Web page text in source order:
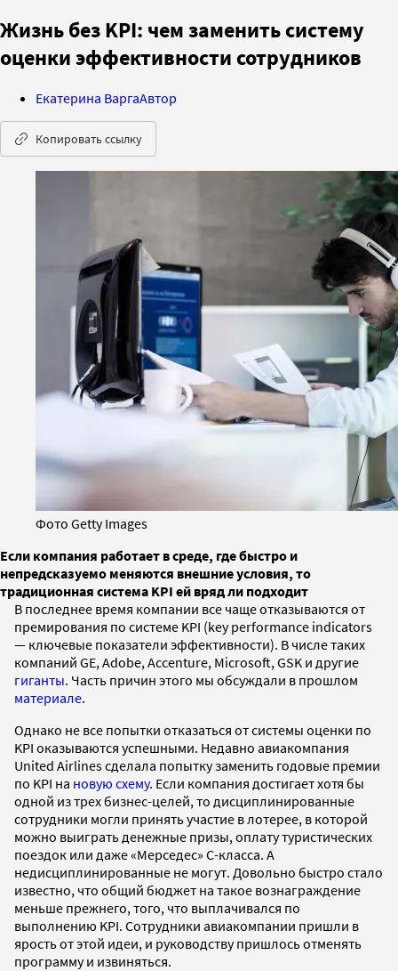
Жизнь без KPI: чем заменить систему
оценки эффективности сотрудников
Екатерина ВаргаАвтор
Копировать ссылку
Фото Getty Images
Если компания работает в среде, где быстро и
непредсказуемо меняются внешние условия, то
традиционная система KPI ей вряд ли подходит
В последнее время компании все чаще отказываются от
премирования по системе KPI (key performance indicators
— ключевые показатели эффективности). В числе таких
компаний GE, Adobe, Accenture, Microsoft, GSK и другие
гиганты. Часть причин этого мы обсуждали в прошлом
материале.
Однако не все попытки отказаться от системы оценки по
KPI оказываются успешными. Недавно авиакомпания
United Airlines сделала попытку заменить годовые премии
по KPI на новую схему. Если компания достигает хотя бы
одной из трех бизнес-целей, то дисциплинированные
сотрудники могли принять участие в лотерее, в которой
можно выиграть денежные призы, оплату туристических
поездок или даже «Мерседес» С-класса. А
недисциплинированные не могут. Довольно быстро стало
известно, что общий бюджет на такое вознаграждение
меньше прежнего, того, что выплачивался по
выполнению KPI. Сотрудники авиакомпании пришли в
ярость от этой идеи, и руководству пришлось отменять
программу и извиняться.